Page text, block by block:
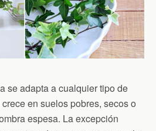
se adapta a cualquier tipo de
en suelos pobres, secos o
espesa. La excepción